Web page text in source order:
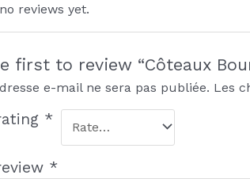
reviews yet.
first to review “Côteaux
e-mail ne sera pas publiée. Les
*
*